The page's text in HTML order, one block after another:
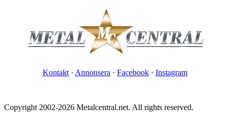
Kontakt · Annonsera · Facebook · Instagram
Copyright 2002-2026 Metalcentral.net. All rights reserved.